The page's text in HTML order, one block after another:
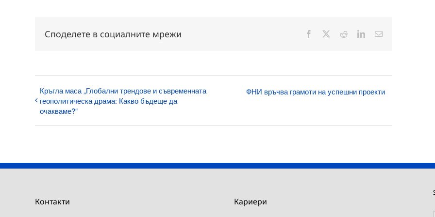
Споделете в социалните мрежи Facebook RedditLinkedInЕлектронна
Кръгла маса „Глобални трендове и съвременната
геополитическа драма: Какво бъдеще да
очакваме?“
ФНИ връчва грамоти на успешни проекти
Контакти
Кариери